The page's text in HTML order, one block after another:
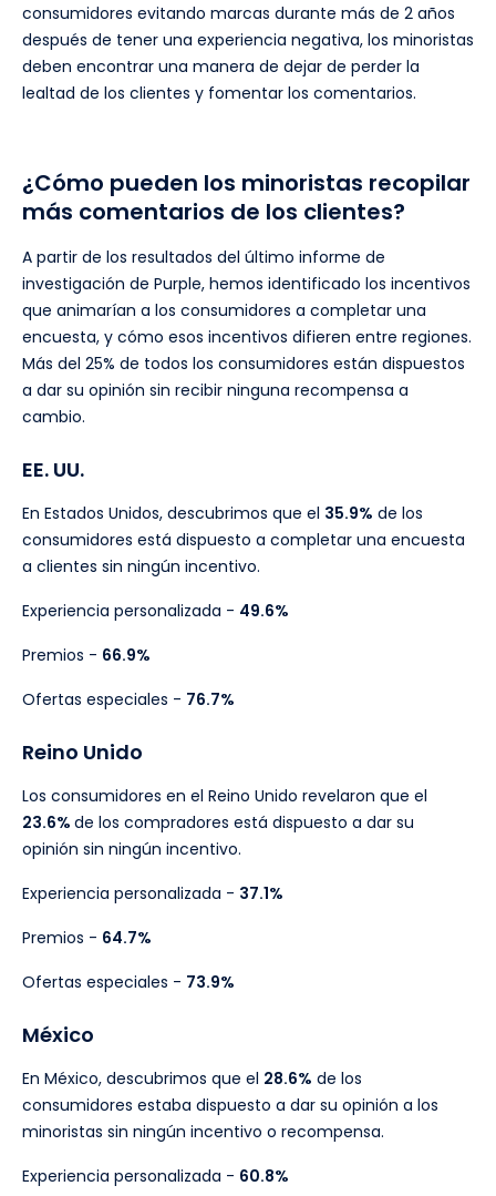
consumidores evitando marcas durante más de 2 años
después de tener una experiencia negativa, los minoristas
deben encontrar una manera de dejar de perder la
lealtad de los clientes y fomentar los comentarios.
¿Cómo pueden los minoristas recopilar
más comentarios de los clientes?
A partir de los resultados del último informe de
investigación de Purple, hemos identificado los incentivos
que animarían a los consumidores a completar una
encuesta, y cómo esos incentivos difieren entre regiones.
Más del 25% de todos los consumidores están dispuestos
a dar su opinión sin recibir ninguna recompensa a
cambio.
EE. UU.
En Estados Unidos, descubrimos que el 35.9% de los
consumidores está dispuesto a completar una encuesta
a clientes sin ningún incentivo.
Experiencia personalizada - 49.6%
Premios - 66.9%
Ofertas especiales - 76.7%
Reino Unido
Los consumidores en el Reino Unido revelaron que el
23.6% de los compradores está dispuesto a dar su
opinión sin ningún incentivo.
Experiencia personalizada - 37.1%
Premios - 64.7%
Ofertas especiales - 73.9%
México
En México, descubrimos que el 28.6% de los
consumidores estaba dispuesto a dar su opinión a los
minoristas sin ningún incentivo o recompensa.
Experiencia personalizada - 60.8%